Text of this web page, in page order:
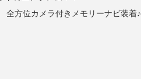
全方位カメラ付きメモリーナビ装着♪